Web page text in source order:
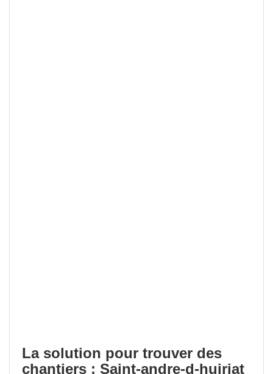
La solution pour trouver des
chantiers : Saint-andre-d-huiriat